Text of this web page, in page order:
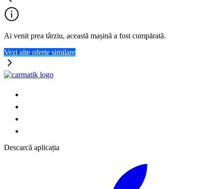
Ai venit prea târziu, această mașină a fost cumpărată.
Vezi alte oferte similare
Descarcă aplicația